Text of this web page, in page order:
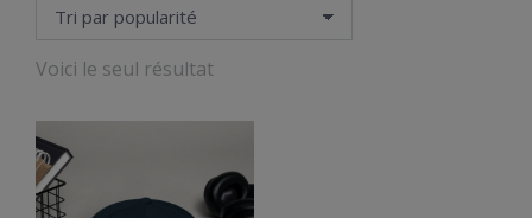
Voici le seul résultat